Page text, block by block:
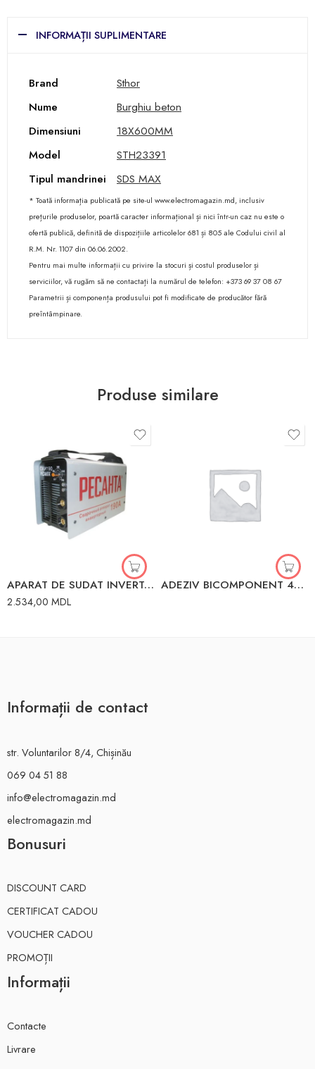
INFORMAȚII SUPLIMENTARE
Brand
Sthor
Nume
Burghiu beton
Dimensiuni
18X600MM
Model
STH23391
Tipul mandrinei
SDS MAX
* Toată informația publicată pe site-ul www.electromagazin.md, inclusiv
prețurile produselor, poartă caracter informațional și nici într-un caz nu este o
ofertă publică, definită de dispozițiile articolelor 681 și 805 ale Codului civil al
R.M. Nr. 1107 din 06.06.2002.
Pentru mai multe informații cu privire la stocuri și costul produselor și
serviciilor, vă rugăm să ne contactați la numărul de telefon: +373 69 37 08 67
Parametrii și componența produsului pot fi modificate de producător fără
preîntâmpinare.
Produse similare
APARAT DE SUDAT INVERTOR 190A RESANTA 65/2
2.534,00 MDL
ADEZIV BICOMPONENT 400ml ACTIVATOR 100g SOMAFIX
Informații de contact
str. Voluntarilor 8/4, Chișinău
069 04 51 88
info@electromagazin.md
electromagazin.md
Bonusuri
DISCOUNT CARD
CERTIFICAT CADOU
VOUCHER CADOU
PROMOȚII
Informații
Contacte
Livrare